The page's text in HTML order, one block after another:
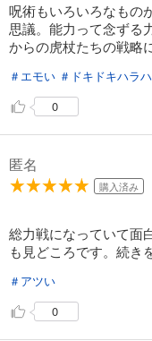
呪術もいろいろなもの
思議。能力って念ずる
からの虎杖たちの戦略
＃エモい ＃ドキドキハラ
0
匿名
購入済み
総力戦になっていて面
も見どころです。続き
＃アツい
0